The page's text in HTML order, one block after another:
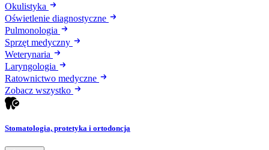
Okulistyka
Oświetlenie diagnostyczne
Pulmonologia
Sprzęt medyczny
Weterynaria
Laryngologia
Ratownictwo medyczne
Zobacz wszystko
Stomatologia, protetyka i ortodoncja